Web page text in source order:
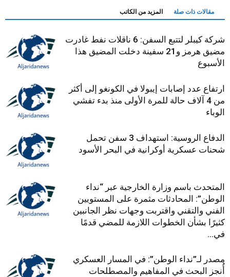
مقالات ذات صلة المزيد من الكاتب
شركة كيبلر لتتبع السفن: 6 ناقلات نفط غادرت
مضيق هرمز و21 سفينة دخلت المضيق هذا
الأسبوع
ارتفاع عدد إصابات إيبولا في الكونغو إلى أكثر
من 4 آلاف حالة للمرة الأولى منذ بدء تفشي
الوباء
الدفاع الروسية: استهداف 3 سفن تحمل
شحنات عسكرية أوكرانية في البحر الأسود
المتحدث باسم وزارة الخارجية عبر “نداء
الوطن”: المحادثات مثمرة على المستويين
الفني والتقني واقتربت وجهات نظر الجانبين
كثيرًا بشأن الخطوات اللازمة للمضي قدمًا
في...
مصدر لـ”نداء الوطن”: في المسار العسكري
أُنجز البحث في المفاهيم والمصطلحات